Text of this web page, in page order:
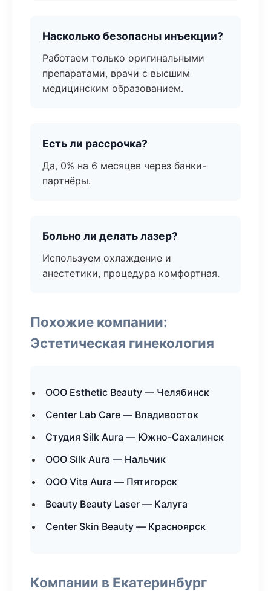
Насколько безопасны инъекции?
Работаем только оригинальными
препаратами, врачи с высшим
медицинским образованием.
Есть ли рассрочка?
Да, 0% на 6 месяцев через банки-
партнёры.
Больно ли делать лазер?
Используем охлаждение и
анестетики, процедура комфортная.
Похожие компании:
Эстетическая гинекология
ООО Esthetic Beauty — Челябинск
Center Lab Care — Владивосток
Студия Silk Aura — Южно-Сахалинск
ООО Silk Aura — Нальчик
ООО Vita Aura — Пятигорск
Beauty Beauty Laser — Калуга
Center Skin Beauty — Красноярск
Компании в Екатеринбург